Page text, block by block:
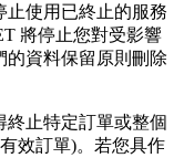
止使用已終止的服務
將停止您對受影響
的資料保留原則刪除
終止特定訂單或整個
效訂單)。若您具作